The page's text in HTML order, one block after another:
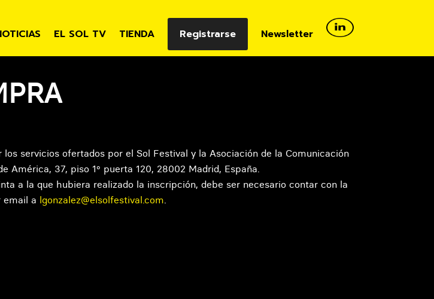
EL SOL TV TIENDA Registrarse Newsletter
servicios ofertados por el Sol Festival y la Asociación de la Comunicación
37, piso 1º puerta 120, 28002 Madrid, España.
a la que hubiera realizado la inscripción, debe ser necesario contar con la
email a lgonzalez@elsolfestival.com